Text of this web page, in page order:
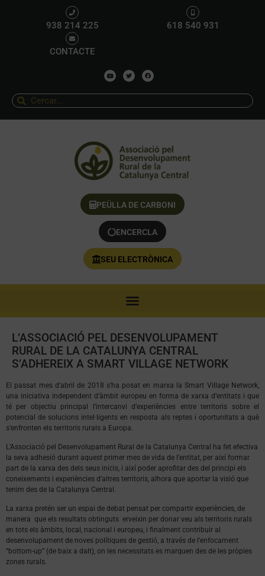
938 214 225 618 540 931
CONTACTE
PEÜLLA DE CARBONI
ENCERCLA
SEU ELECTRÒNICA
L’ASSOCIACIÓ PEL DESENVOLUPAMENT
RURAL DE LA CATALUNYA CENTRAL
S’ADHEREIX A SMART VILLAGE NETWORK
El passat mes d’abril de 2018 s’ha posat en marxa la Smart Village Network,
una iniciativa independent d’àmbit europeu en forma de xarxa d’entitats i que
té per objectiu principal l’intercanvi d’experiències entre territoris sobre el
potencial de solucions intel·ligents en resposta als reptes i oportunitats a què
s’enfronten els territoris rurals a Europa.
L’Associació pel Desenvolupament Rural de la Catalunya Central ha fet efectiva
la seva adhesió durant aquest primer mes de vida de l’entitat, per així formar
part de la xarxa des dels seus inicis, i així poder aprofitar des del principi els
coneixements i experiències d’altres territoris, alhora que aportar la visió que
tenim des de la Catalunya Central.
La xarxa pretén ser un espai de debat pensat per compartir experiències, de
manera que els resultats obtinguts erveixin per donar veu als territoris rurals
en tots els àmbits, local, nacional i europeu, i finalment contribuir al
desenvolupament de noves polítiques de gestió, a través de l’enfocament
“bottom-up” (de baix a dalt), on les necessitats es marquen des de les pròpies
zones rurals.